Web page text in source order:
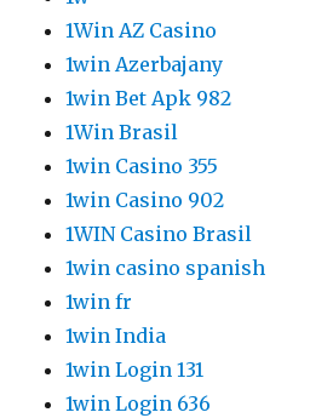
1Win AZ Casino
1win Azerbajany
1win Bet Apk 982
1Win Brasil
1win Casino 355
1win Casino 902
1WIN Casino Brasil
1win casino spanish
1win fr
1win India
1win Login 131
1win Login 636